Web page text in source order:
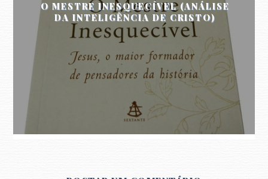
O MESTRE INESQUECÍVEL (ANÁLISE
DA INTELIGÊNCIA DE CRISTO)